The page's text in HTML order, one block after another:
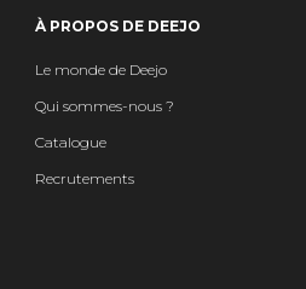
À PROPOS DE DEEJO
Le monde de Deejo
Qui sommes-nous ?
Catalogue
Recrutements